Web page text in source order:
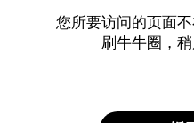
您所要访问的页面
刷牛牛圈，